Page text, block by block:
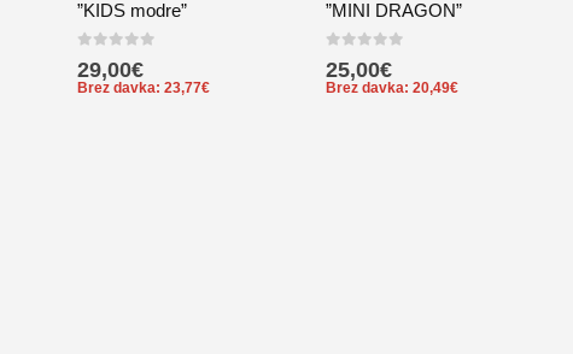
”KIDS modre”
29,00€
Brez davka: 23,77€
”MINI DRAGON”
25,00€
Brez davka: 20,49€